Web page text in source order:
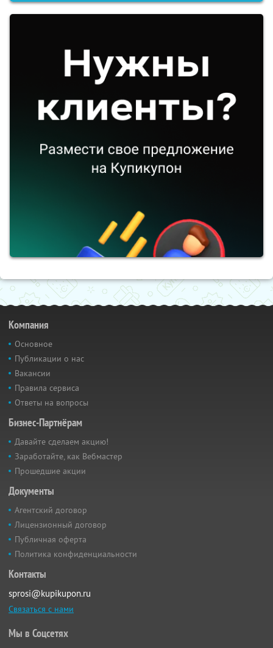
Компания
Основное
Публикации о нас
Вакансии
Правила сервиса
Ответы на вопросы
Бизнес-Партнёрам
Давайте сделаем акцию!
Заработайте, как Вебмастер
Прошедшие акции
Документы
Агентский договор
Лицензионный договор
Публичная оферта
Политика конфиденциальности
Контакты
sprosi@kupikupon.ru
Связаться с нами
Мы в Соцсетях